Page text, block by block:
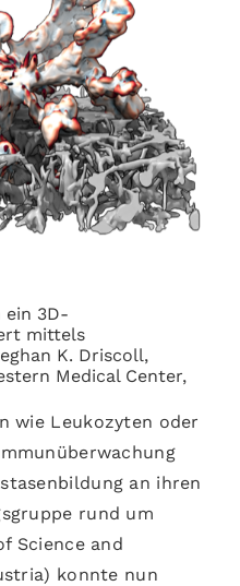
ein 3D-
mittels
K. Driscoll,
Medical Center,
wie Leukozyten oder
an ihren
rund um
Science and
konnte nun